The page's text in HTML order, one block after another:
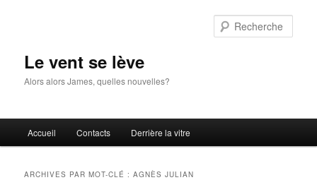
Le vent se lève
Alors alors James, quelles nouvelles?
principal
Accueil Contacts Derrière la vitre
ARCHIVES PAR MOT-CLÉ :AGNÈS JULIAN